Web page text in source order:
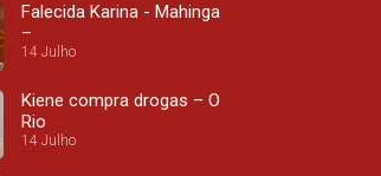
Falecida Karina - Mahinga
–
14 Julho
Kiene compra drogas – O
Rio
14 Julho